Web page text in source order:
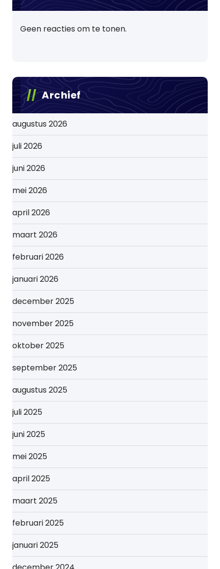
Geen reacties om te tonen.
Archief
augustus 2026
juli 2026
juni 2026
mei 2026
april 2026
maart 2026
februari 2026
januari 2026
december 2025
november 2025
oktober 2025
september 2025
augustus 2025
juli 2025
juni 2025
mei 2025
april 2025
maart 2025
februari 2025
januari 2025